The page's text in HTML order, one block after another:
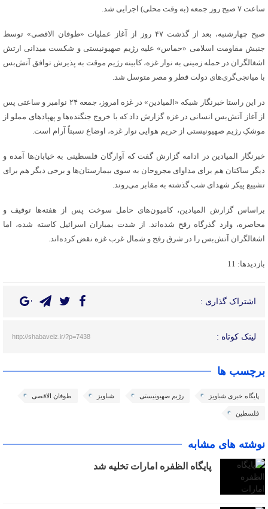
ساعت ۷ صبح روز جمعه (به وقت محلی) اجرایی شد.
صبح چهارشنبه، بعد از گذشت ۴۷ روز از آغاز عملیات «طوفان الاقصی» توسط
جنبش مقاومت اسلامی «حماس» علیه رژیم صهیونیستی و شکست میدانی ارتش
اشغالگران در حمله زمینی به نوار غزه، کابینه رژیم موقت به پذیرش توافق آتش‌بس
با میانجی‌گری‌های دولت قطر و مصر متوسل شد.
در این راستا خبرنگار شبکه «المیادین» در غزه امروز، جمعه ۲۴ نوامبر و ساعتی پس
از آغاز آتش‌بس انسانی در غزه گزارش داد که با خروج جنگنده‌ها و پهپادهای مملو از
موشکِ رژیم صهیونیستی از حریم هوایی نوار غزه، اوضاع نسبتاً آرام است.
خبرنگار المیادین در ادامه گزارش گفت که آوارگان فلسطینی به خیابان‌ها آمده و
دیگر ساکنان هم برای مداوای مجروحان به سوی بیمارستان‌ها و برخی دیگر هم برای
تشییع پیکر شهدای شب گذشته به مقابر می‌روند.
براساس گزارش المیادین، کامیون‌های حامل سوخت پس از هفته‌ها توقیف و
محاصره، وارد گذرگاه رفح شده‌اند. از شدت بمباران اسرائیل کاسته شده، اما
اشغالگران آتش‌بس را در شرق رفح و شمال غرب غزه نقض کرده‌اند.
بازدیدها: 11
اشتراک گذاری :
لینک کوتاه : http://shabaveiz.ir/?p=7438
برچسب ها
پایگاه خبری شباویز رژیم صهیونیستی شباویز طوفان الاقصی
فلسطین
نوشته های مشابه
پایگاه الظفره امارات تخلیه شد